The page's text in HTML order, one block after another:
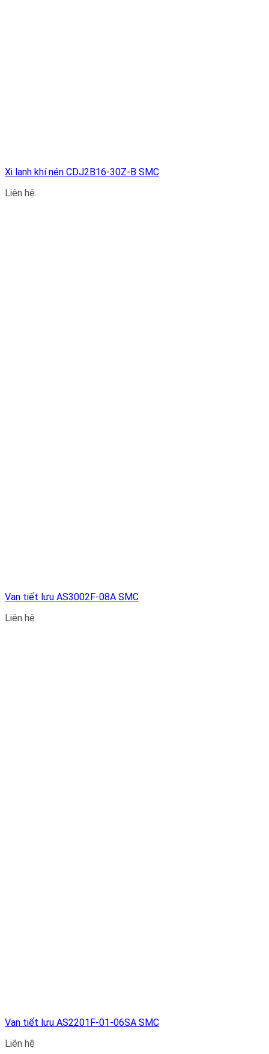
Xi lanh khí nén CDJ2B16-30Z-B SMC
Liên hệ
Van tiết lưu AS3002F-08A SMC
Liên hệ
Van tiết lưu AS2201F-01-06SA SMC
Liên hệ